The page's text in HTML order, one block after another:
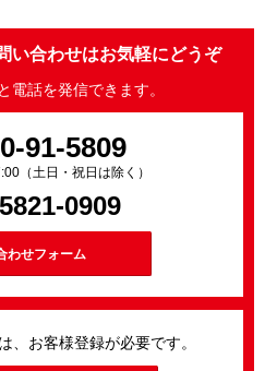
い合わせはお気軽にどうぞ
電話を発信できます。
91-5809
（土日・祝日は除く）
0909
わせフォーム
、お客様登録が必要です。